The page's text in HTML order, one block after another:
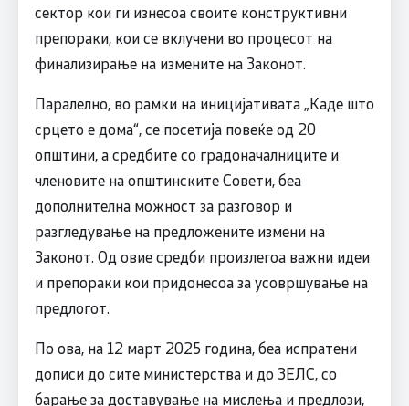
сектор кои ги изнесоа своите конструктивни
препораки, кои се вклучени во процесот на
финализирање на измените на Законот.
Паралелно, во рамки на иницијативата „Каде што
срцето е дома“, се посетија повеќе од 20
општини, а средбите со градоначалниците и
членовите на општинските Совети, беа
дополнителна можност за разговор и
разгледување на предложените измени на
Законот. Од овие средби произлегоа важни идеи
и препораки кои придонесоа за усовршување на
предлогот.
По ова, на 12 март 2025 година, беа испратени
дописи до сите министерства и до ЗЕЛС, со
барање за доставување на мислења и предлози,